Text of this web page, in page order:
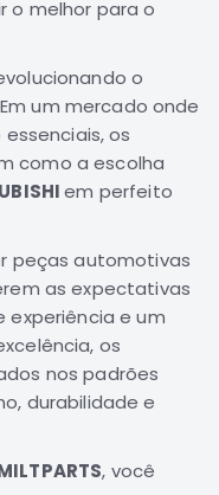
o melhor para o
o
um mercado onde
os
como a escolha
em perfeito
peças automotivas
as expectativas
experiência e um
os
nos padrões
durabilidade e
, você